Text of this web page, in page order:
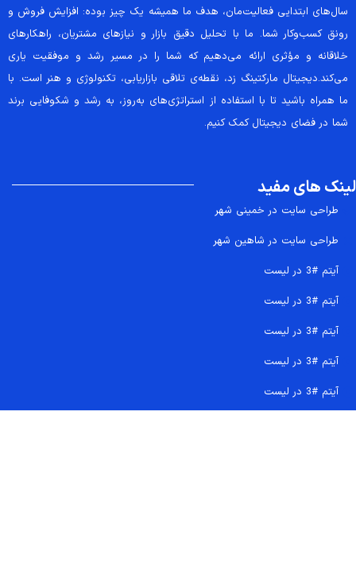
سال‌های ابتدایی فعالیت‌مان، هدف ما همیشه یک چیز بوده: افزایش فروش و
رونق کسب‌وکار شما. ما با تحلیل دقیق بازار و نیازهای مشتریان، راهکارهای
خلاقانه و مؤثری ارائه می‌دهیم که شما را در مسیر رشد و موفقیت یاری
می‌کند.دیجیتال مارکتینگ زد، نقطه‌ی تلاقی بازاریابی، تکنولوژی و هنر است. با
ما همراه باشید تا با استفاده از استراتژی‌های به‌روز، به رشد و شکوفایی برند
شما در فضای دیجیتال کمک کنیم.
لینک های مفید
طراحی سایت در خمینی شهر
طراحی سایت در شاهین شهر
آیتم #3 در لیست
آیتم #3 در لیست
آیتم #3 در لیست
آیتم #3 در لیست
آیتم #3 در لیست